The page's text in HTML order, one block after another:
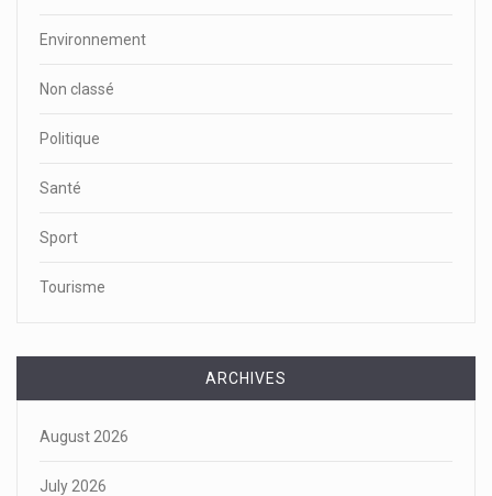
Environnement
Non classé
Politique
Santé
Sport
Tourisme
ARCHIVES
August 2026
July 2026